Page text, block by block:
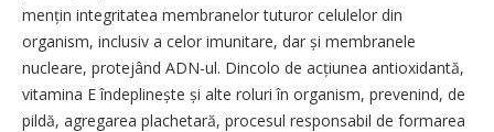
mențin integritatea membranelor tuturor celulelor din
organism, inclusiv a celor imunitare, dar și membranele
nucleare, protejând ADN-ul. Dincolo de acțiunea antioxidantă,
vitamina E îndeplinește și alte roluri în organism, prevenind, de
pildă, agregarea plachetară, procesul responsabil de formarea